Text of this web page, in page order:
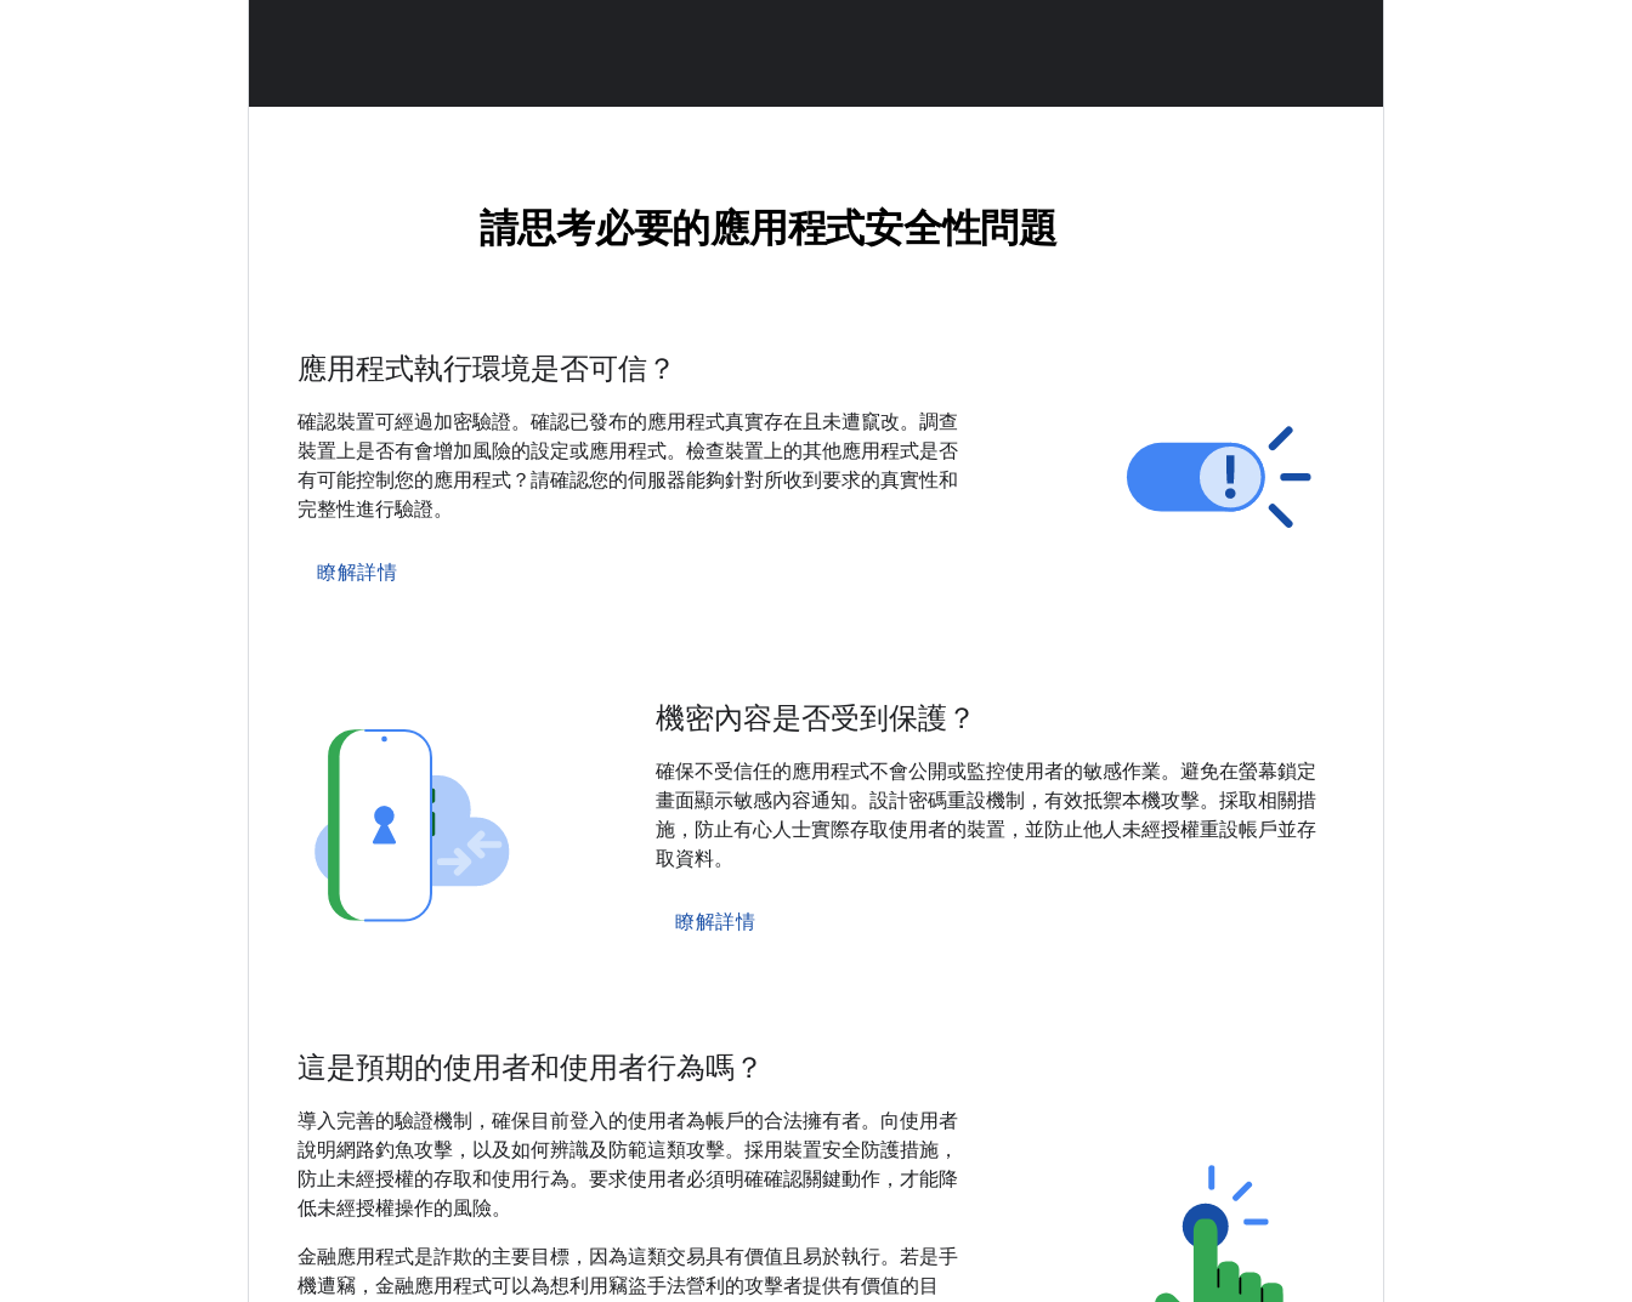
請思考必要的應用程式安全性問題
應用程式執行環境是否可信？
確認裝置可經過加密驗證。確認已發布的應用程式真實存在且未遭竄改。調查
裝置上是否有會增加風險的設定或應用程式。檢查裝置上的其他應用程式是否
有可能控制您的應用程式？請確認您的伺服器能夠針對所收到要求的真實性和
完整性進行驗證。
瞭解詳情
機密內容是否受到保護？
確保不受信任的應用程式不會公開或監控使用者的敏感作業。避免在螢幕鎖定
畫面顯示敏感內容通知。設計密碼重設機制，有效抵禦本機攻擊。採取相關措
施，防止有心人士實際存取使用者的裝置，並防止他人未經授權重設帳戶並存
取資料。
瞭解詳情
這是預期的使用者和使用者行為嗎？
導入完善的驗證機制，確保目前登入的使用者為帳戶的合法擁有者。向使用者
說明網路釣魚攻擊，以及如何辨識及防範這類攻擊。採用裝置安全防護措施，
防止未經授權的存取和使用行為。要求使用者必須明確確認關鍵動作，才能降
低未經授權操作的風險。
金融應用程式是詐欺的主要目標，因為這類交易具有價值且易於執行。若是手
機遭竊，金融應用程式可以為想利用竊盜手法營利的攻擊者提供有價值的目